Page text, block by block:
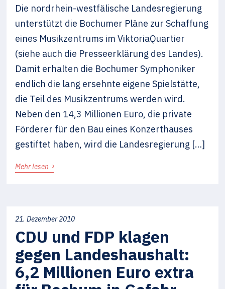
Die nordrhein-westfälische Landesregierung
unterstützt die Bochumer Pläne zur Schaffung
eines Musikzentrums im ViktoriaQuartier
(siehe auch die Presseerklärung des Landes).
Damit erhalten die Bochumer Symphoniker
endlich die lang ersehnte eigene Spielstätte,
die Teil des Musikzentrums werden wird.
Neben den 14,3 Millionen Euro, die private
Förderer für den Bau eines Konzerthauses
gestiftet haben, wird die Landesregierung […]
Mehr lesen ›
21. Dezember 2010
CDU und FDP klagen
gegen Landeshaushalt:
6,2 Millionen Euro extra